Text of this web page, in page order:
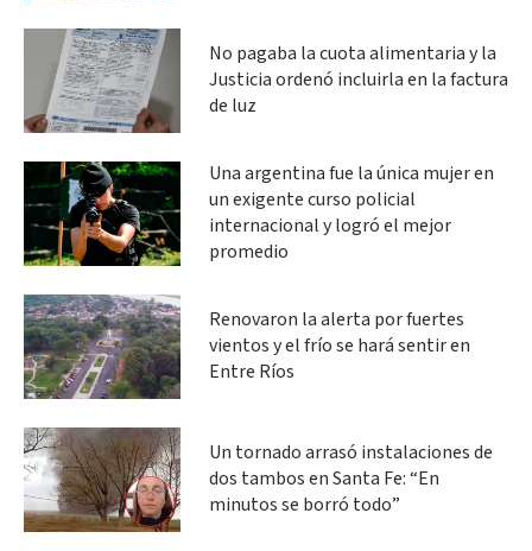
No pagaba la cuota alimentaria y la
Justicia ordenó incluirla en la factura
de luz
Una argentina fue la única mujer en
un exigente curso policial
internacional y logró el mejor
promedio
Renovaron la alerta por fuertes
vientos y el frío se hará sentir en
Entre Ríos
Un tornado arrasó instalaciones de
dos tambos en Santa Fe: “En
minutos se borró todo”